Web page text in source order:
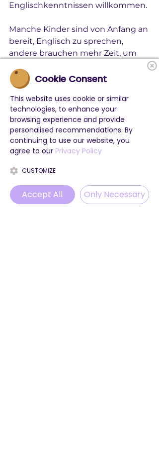
Englischkenntnissen willkommen.
Manche Kinder sind von Anfang an
bereit, Englisch zu sprechen,
andere brauchen mehr Zeit, um
Das Programm ist darauf
ausgelegt, beide zu unterstützen.
Aktivitäten werden an die Gruppe
angepasst, und Kinder werden
ermutigt, in einem Tempo
teilzunehmen, das sich für sie
angenehm anfühlt.
Das Camp ist besonders gut
geeignet für Kinder, die gerne
Probleme lösen, an
Cookie Consent
This website uses cookie or similar
technologies, to enhance your
browsing experience and provide
personalised recommendations. By
continuing to use our website, you
agree to our Privacy Policy
CUSTOMIZE
Accept All Only Necessary